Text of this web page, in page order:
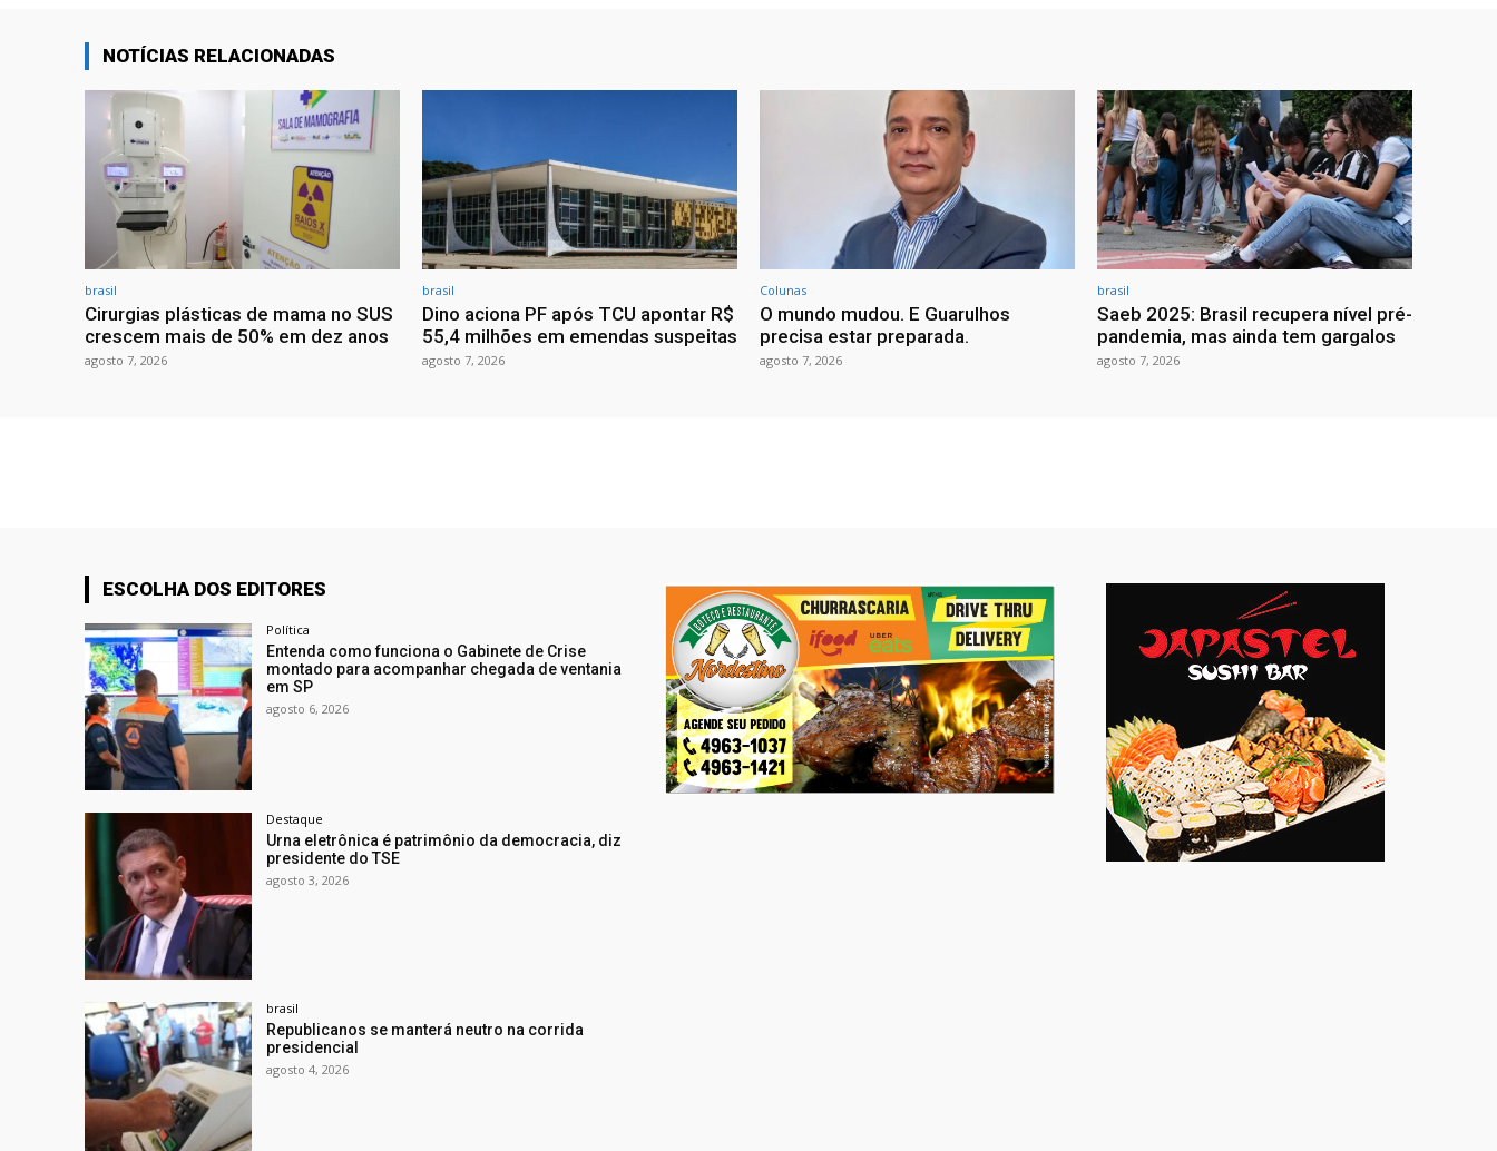
NOTÍCIAS RELACIONADAS
brasil
Cirurgias plásticas de mama no SUS
crescem mais de 50% em dez anos
agosto 7, 2026
brasil
Dino aciona PF após TCU apontar R$
55,4 milhões em emendas suspeitas
agosto 7, 2026
Colunas
O mundo mudou. E Guarulhos
precisa estar preparada.
agosto 7, 2026
brasil
Saeb 2025: Brasil recupera nível pré-
pandemia, mas ainda tem gargalos
agosto 7, 2026
ESCOLHA DOS EDITORES
Política
Entenda como funciona o Gabinete de Crise
montado para acompanhar chegada de ventania
em SP
agosto 6, 2026
Destaque
Urna eletrônica é patrimônio da democracia, diz
presidente do TSE
agosto 3, 2026
brasil
Republicanos se manterá neutro na corrida
presidencial
agosto 4, 2026